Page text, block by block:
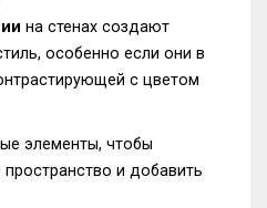
на стенах создают
особенно если они в
с цветом
элементы, чтобы
пространство и добавить